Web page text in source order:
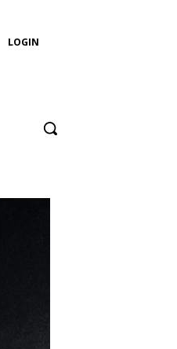
LOGIN